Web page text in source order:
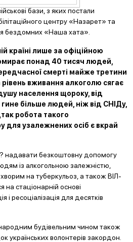
бази, з яких постали
центру «Назарет» та
бездомних «Наша хата».
країні лише за офіційною
понад 40 тисяч людей,
смерті майже третини
рівень вживання алкоголю сягає
населення щороку, від
більше людей, ніж від СНІДу,
робота такого
для узалежнених осіб є вкрай
надавати безкоштовну допомогу
із алкогольною залежністю,
на туберкульоз, а також ВІЛ-
стаціонарній основі
і ресоціалізація для десятків
будівельним чином також
українських волонтерів закордон.